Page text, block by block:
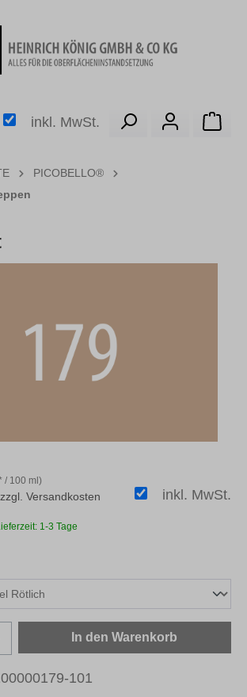
inkl. MwSt.
PICOBELLO®
/ 100 ml)
inkl. MwSt.
Versandkosten
1-3 Tage
Gib den gewünschten
In den Warenkorb
101